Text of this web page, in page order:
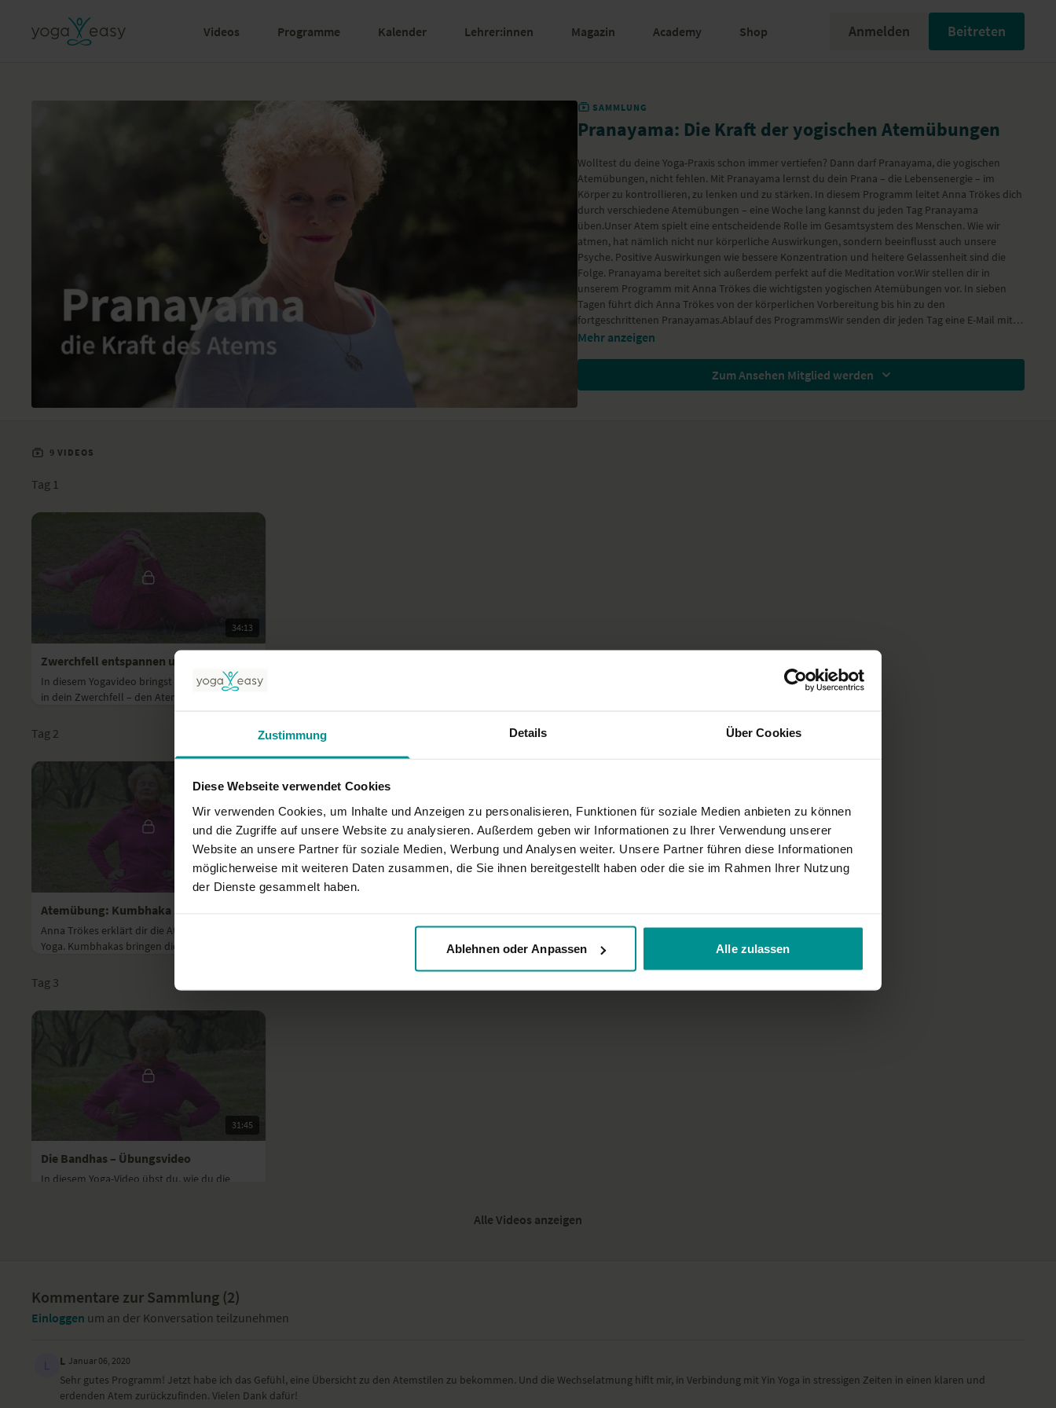
Zustimmung Details Über Cookies
Diese Webseite verwendet Cookies
Wir verwenden Cookies, um Inhalte und Anzeigen zu personalisieren, Funktionen für soziale Medien anbieten zu können
und die Zugriffe auf unsere Website zu analysieren. Außerdem geben wir Informationen zu Ihrer Verwendung unserer
Website an unsere Partner für soziale Medien, Werbung und Analysen weiter. Unsere Partner führen diese Informationen
möglicherweise mit weiteren Daten zusammen, die Sie ihnen bereitgestellt haben oder die sie im Rahmen Ihrer Nutzung
der Dienste gesammelt haben.
Ablehnen oder Anpassen Alle zulassen
Videos Programme Kalender Lehrer:innen Magazin Academy Shop Anmelden Beitreten
SAMMLUNG
Pranayama: Die Kraft der yogischen Atemübungen
Wolltest du deine Yoga-Praxis schon immer vertiefen? Dann darf Pranayama, die yogischen
Atemübungen, nicht fehlen. Mit Pranayama lernst du dein Prana – die Lebensenergie – im
Körper zu kontrollieren, zu lenken und zu stärken. In diesem Programm leitet Anna Trökes dich
durch verschiedene Atemübungen – eine Woche lang kannst du jeden Tag Pranayama
üben.Unser Atem spielt eine entscheidende Rolle im Gesamtsystem des Menschen. Wie wir
atmen, hat nämlich nicht nur körperliche Auswirkungen, sondern beeinflusst auch unsere
Psyche. Positive Auswirkungen wie bessere Konzentration und heitere Gelassenheit sind die
Folge. Pranayama bereitet sich außerdem perfekt auf die Meditation vor.Wir stellen dir in
unserem Programm mit Anna Trökes die wichtigsten yogischen Atemübungen vor. In sieben
Tagen führt dich Anna Trökes von der körperlichen Vorbereitung bis hin zu den
fortgeschrittenen Pranayamas.Ablauf des ProgrammsWir senden dir jeden Tag eine E-Mail mit
ein bis zwei Videos, in denen Anna Trökes dich durch verschiedene yogische Atemübungen
Mehr anzeigen
Zum Ansehen Mitglied werden
9 VIDEOS
Alle Videos anzeigen
Tag 1
34:13
In diesem Yogavideo bringst du Entspannung
in dein Zwerchfell – den Atemmuskel
mobilisierst du dein...
Tag 2
12:48
Atemübung: Kumbhaka
Anna Trökes erklärt dir die Atempausen im
Yoga. Kumbhakas bringen dich auf
07:44
Anna Trökes erklärt dir, wie du die
Atemübung Sitkarin praktizierst. „Sit" ist das
Tag 3
31:45
Die Bandhas – Übungsvideo
In diesem Yoga-Video übst du, wie du die
15:52
Kommentare zur Sammlung (2)
Einloggen um an der Konversation teilzunehmen
L Januar 06, 2020
Sehr gutes Programm! Jetzt habe ich das Gefühl, eine Übersicht zu den Atemstilen zu bekommen. Und die Wechselatmung hiflt mir, in Verbindung mit Yin Yoga in stressigen Zeiten in einen klaren und
erdenden Atem zurückzufinden. Vielen Dank dafür!